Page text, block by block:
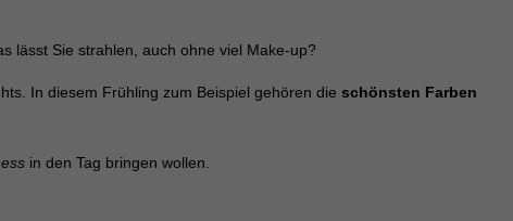
lässt Sie strahlen, auch ohne viel Make-up?
In diesem Frühling zum Beispiel gehören die schönsten Farben
in den Tag bringen wollen.